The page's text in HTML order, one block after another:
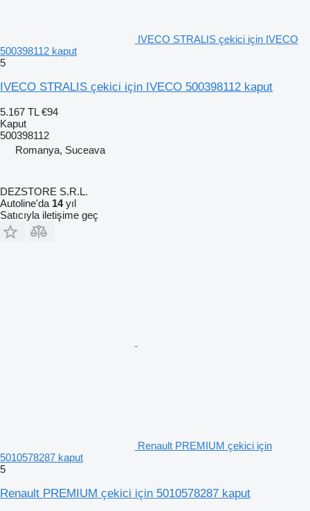
IVECO STRALIS çekici için IVECO
500398112 kaput
5
IVECO STRALIS çekici için IVECO 500398112 kaput
5.167 TL €94
Kaput
500398112
Romanya, Suceava
DEZSTORE S.R.L.
Autoline'da 14yıl
Satıcıyla iletişime geç
Renault PREMIUM çekici için
5010578287 kaput
5
Renault PREMIUM çekici için 5010578287 kaput